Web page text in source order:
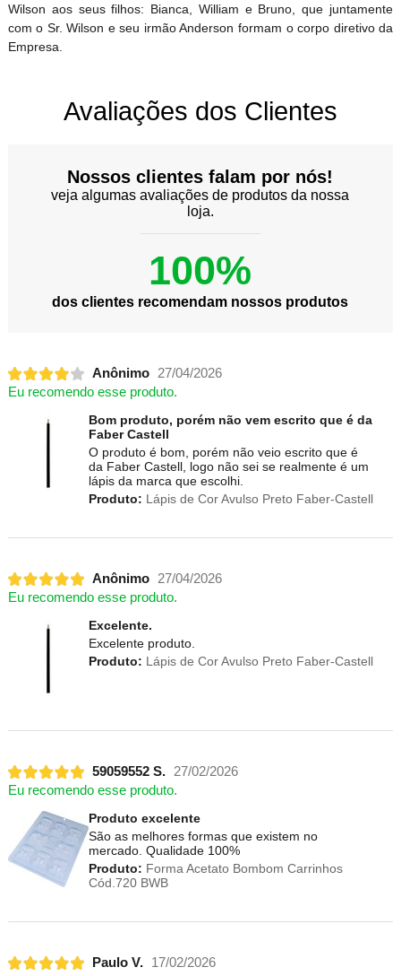
Wilson aos seus filhos: Bianca, William e Bruno, que juntamente
com o Sr. Wilson e seu irmão Anderson formam o corpo diretivo da
Empresa.
Avaliações dos Clientes
Nossos clientes falam por nós!
veja algumas avaliações de produtos da nossa
loja.
100%
dos clientes recomendam nossos produtos
Anônimo
27/04/2026
Eu recomendo esse produto.
Bom produto, porém não vem escrito que é da
Faber Castell
O produto é bom, porém não veio escrito que é
da Faber Castell, logo não sei se realmente é um
lápis da marca que escolhi.
Produto: Lápis de Cor Avulso Preto Faber-Castell
Anônimo
27/04/2026
Eu recomendo esse produto.
Excelente.
Excelente produto.
Produto: Lápis de Cor Avulso Preto Faber-Castell
59059552 S.
27/02/2026
Eu recomendo esse produto.
Produto excelente
São as melhores formas que existem no
mercado. Qualidade 100%
Produto: Forma Acetato Bombom Carrinhos
Cód.720 BWB
Paulo V.
17/02/2026